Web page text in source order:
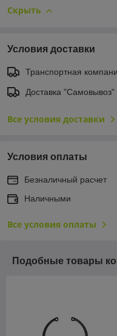
Скрыть
Условия доставки
Транспортная
Доставка "Самовывоз"
Все условия доставки
Условия оплаты
Безналичный расчет
Наличными
Все условия оплаты
Подобные товары